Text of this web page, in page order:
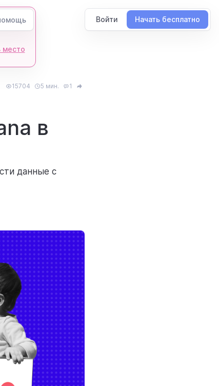
место
Войти Начать бесплатно
15704 5 мин. 1
в
данные с